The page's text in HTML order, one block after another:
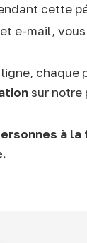
cette
e-mail,
sur notre
à